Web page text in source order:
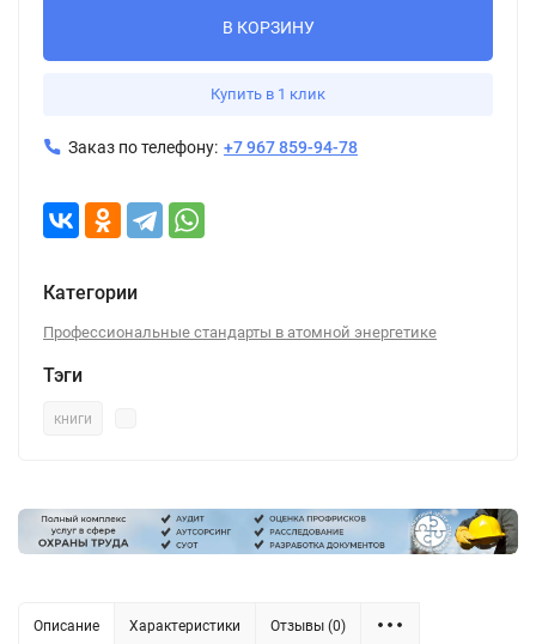
В КОРЗИНУ
Купить в 1 клик
Заказ по телефону: +7 967 859-94-78
Категории
Профессиональные стандарты в атомной энергетике
Тэги
книги
Описание Характеристики Отзывы (0)